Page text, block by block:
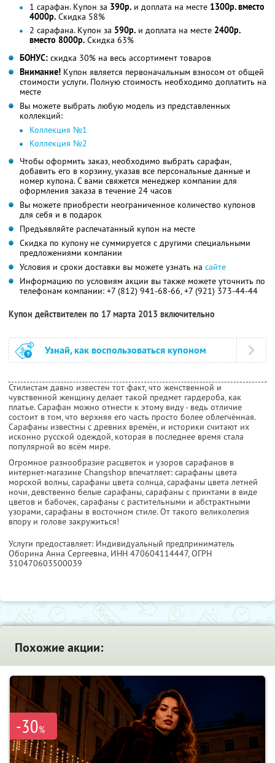
1 сарафан. Купон за 390р. и доплата на месте 1300р. вместо
4000р. Скидка 58%
2 сарафана. Купон за 590р. и доплата на месте 2400р.
вместо 8000р. Скидка 63%
БОНУС: скидка 30% на весь ассортимент товаров
Внимание! Купон является первоначальным взносом от общей
стоимости услуги. Полную стоимость необходимо доплатить на
месте
Вы можете выбрать любую модель из представленных
коллекций:
Коллекция №1
Коллекция №2
Чтобы оформить заказ, необходимо выбрать сарафан,
добавить его в корзину, указав все персональные данные и
номер купона. С вами свяжется менеджер компании для
оформления заказа в течение 24 часов
Вы можете приобрести неограниченное количество купонов
для себя и в подарок
Предъявляйте распечатанный купон на месте
Скидка по купону не суммируется с другими специальными
предложениями компании
Условия и сроки доставки вы можете узнать на сайте
Информацию по условиям акции вы также можете уточнить по
телефонам компании: +7 (812) 941-68-66, +7 (921) 373-44-44
Купон действителен по 17 марта 2013 включительно
Узнай, как воспользоваться купоном
Стилистам давно известен тот факт, что женственной и
чувственной женщину делает такой предмет гардероба, как
платье. Сарафан можно отнести к этому виду - ведь отличие
состоит в том, что верхняя его часть просто более облегчённая.
Сарафаны известны с древних времён, и историки считают их
исконно русской одеждой, которая в последнее время стала
популярной во всём мире.
Огромное разнообразие расцветок и узоров сарафанов в
интернет-магазине Changshop впечатляет: сарафаны цвета
морской волны, сарафаны цвета солнца, сарафаны цвета летней
ночи, девственно белые сарафаны, сарафаны с принтами в виде
цветов и бабочек, сарафаны с растительными и абстрактными
узорами, сарафаны в восточном стиле. От такого великолепия
впору и голове закружиться!
Услуги предоставляет: Индивидуальный предприниматель
Оборина Анна Сергеевна, ИНН 470604114447, ОГРН
310470603500039
Похожие акции:
-30%